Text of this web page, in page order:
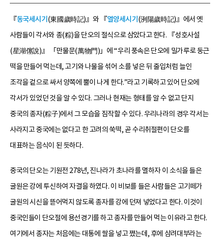
『동국세시기 (東國歲時記)』와 『열양세시기 (洌陽歲時記)』에서 옛
사람들이 각서와 종(粽)을 단오의 절식으로 삼았다고 한다. 『성호사설
(星湖僿說)』 「만물문(萬物門)」에 “우리 풍속은 단오에 밀가루로 둥근
떡을 만들어 먹는데, 고기와 나물을 섞어 소를 넣은 뒤 줄입처럼 늘인
조각을 겉으로 싸서 양쪽에 뿔이 나게 한다.”라고 기록하고 있어 단오에
각서가 있었던 것을 알 수 있다. 그러나 현재는 형태를 알 수 없고 단지
중국의 종자(粽子)에서 그 모습을 짐작할 수 있다. 우리나라의 경우 각서는
사라지고 중국에는 없다고 한 고려의 쑥떡, 곧 수리취절편이 단오를
대표하는 음식이 된 듯하다.
중국의 단오는 기원전 278년, 진나라가 초나라를 멸하자 이 소식을 들은
굴원은 강에 투신하여 자결을 하였다. 이 비보를 들은 사람들은 고기떼가
굴원의 시신을 뜯어먹지 않도록 종자를 강에 던져 넣었다고 한다. 이것이
중국인들이 단오절에 용선경기를 하고 종자를 만들어 먹는 이유라고 한다.
여기에서 종자는 처음에는 대통에 쌀을 넣고 쪘는데, 후에 삼려대부라는